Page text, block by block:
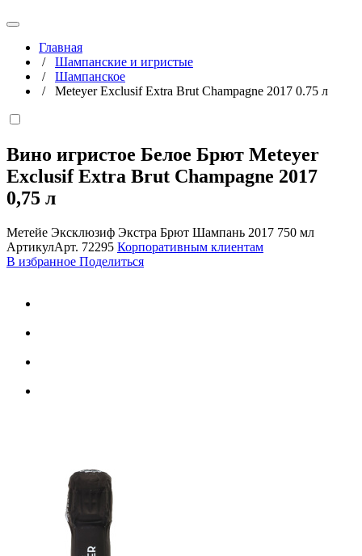
Главная
/ Шампанские и игристые
/ Шампанское
/ Meteyer Exclusif Extra Brut Champagne 2017 0.75 л
Вино игристое Белое Брют Meteyer
Exclusif Extra Brut Champagne 2017
0,75 л
Метейе Эксклюзиф Экстра Брют Шампань 2017 750 мл
АртикулАрт. 72295 Корпоративным клиентам
В избранное Поделиться